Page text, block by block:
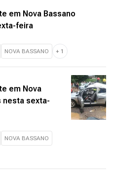
em Nova Bassano
feira
NOVA BASSANO + 1
em Nova
nesta sexta-
NOVA BASSANO